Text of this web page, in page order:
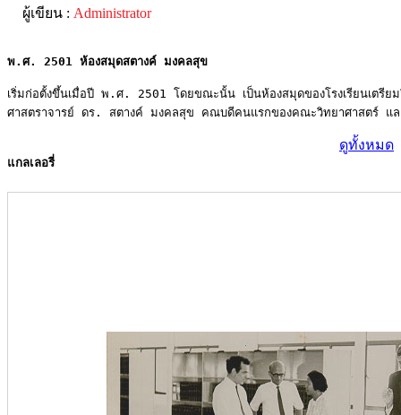
ผู้เขียน : Administrator
พ.ศ. 2501 ห้องสมุดสตางค์ มงคลสุข
เริ่มก่อตั้งขึ้นเมื่อปี พ.ศ. 2501 โดยขณะนั้น เป็นห้องสมุดของโรงเรียนเตรีย
ศาสตราจารย์ ดร. สตางค์ มงคลสุข คณบดีคนแรกของคณะวิทยาศาสตร์ แล
แกลเลอรี่
ดูทั้งหมด